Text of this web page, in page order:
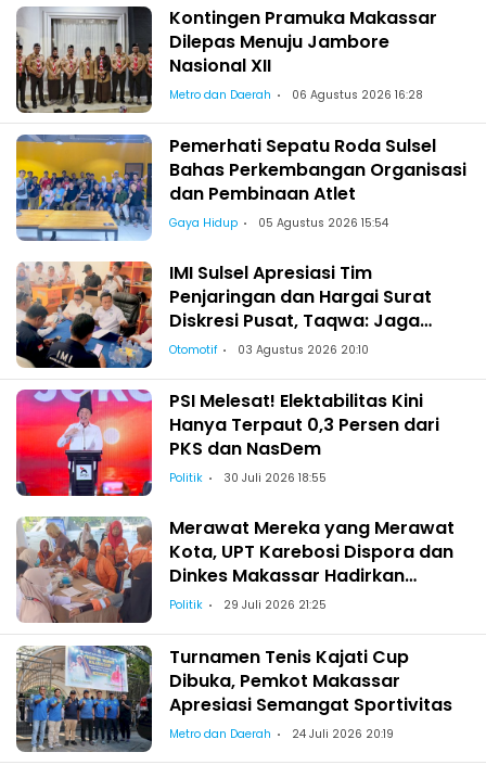
Kontingen Pramuka Makassar
Dilepas Menuju Jambore
Nasional XII
Metro dan Daerah 06 Agustus 2026 16:28
Pemerhati Sepatu Roda Sulsel
Bahas Perkembangan Organisasi
dan Pembinaan Atlet
Gaya Hidup 05 Agustus 2026 15:54
IMI Sulsel Apresiasi Tim
Penjaringan dan Hargai Surat
Diskresi Pusat, Taqwa: Jaga
Kekeluargaan-Kebersamaan
Otomotif 03 Agustus 2026 20:10
PSI Melesat! Elektabilitas Kini
Hanya Terpaut 0,3 Persen dari
PKS dan NasDem
Politik 30 Juli 2026 18:55
Merawat Mereka yang Merawat
Kota, UPT Karebosi Dispora dan
Dinkes Makassar Hadirkan
Pemeriksaan Kesehatan bagi
Politik 29 Juli 2026 21:25
Turnamen Tenis Kajati Cup
Dibuka, Pemkot Makassar
Apresiasi Semangat Sportivitas
Metro dan Daerah 24 Juli 2026 20:19